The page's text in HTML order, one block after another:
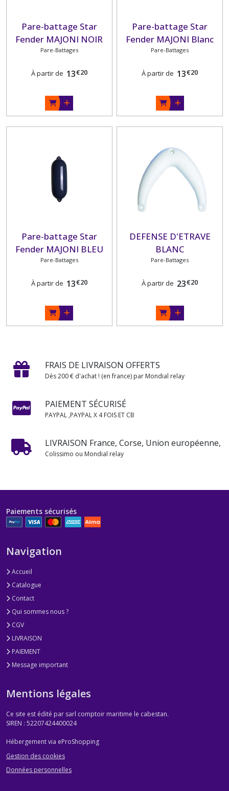
Pare-battage Star
Fender MAJONI NOIR
Pare-Battages
À partir de 13€20
Pare-battage Star
Fender MAJONI Blanc
Pare-Battages
À partir de 13€20
Pare-battage Star
Fender MAJONI BLEU
Pare-Battages
À partir de 13€20
DEFENSE D'ETRAVE
BLANC
Pare-Battages
À partir de 23€20
FRAIS DE LIVRAISON OFFERTS
Dès 200 € d'achat ! (en france) par Mondial relay
PAIEMENT SÉCURISÉ
PAYPAL ,PAYPAL X 4 FOIS ET CB
LIVRAISON France, Corse, Union européenne,
Colissimo ou Mondial relay
Paiements sécurisés
Navigation
Accueil
Catalogue
Contact
Qui sommes nous ?
CGV
LIVRAISON
PAIEMENT
Message important
Mentions légales
Ce site est édité par sarl comptoir maritime le cabestan.
SIREN : 52207424400024
Hébergement via eProShopping
Gestion des cookies
Données personnelles